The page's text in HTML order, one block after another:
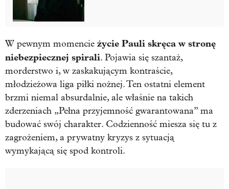
W pewnym momencie życie Pauli skręca w stronę
niebezpiecznej spirali. Pojawia się szantaż,
morderstwo i, w zaskakującym kontraście,
młodzieżowa liga piłki nożnej. Ten ostatni element
brzmi niemal absurdalnie, ale właśnie na takich
zderzeniach „Pełna przyjemność gwarantowana” ma
budować swój charakter. Codzienność miesza się tu z
zagrożeniem, a prywatny kryzys z sytuacją
wymykającą się spod kontroli.